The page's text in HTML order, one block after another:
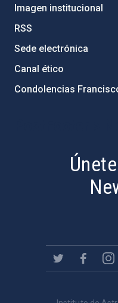
Imagen institucional
RSS
Sede electrónica
Canal ético
Condolencias